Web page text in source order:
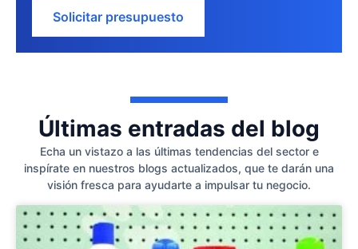
Solicitar presupuesto
Últimas entradas del blog
Echa un vistazo a las últimas tendencias del sector e
inspírate en nuestros blogs actualizados, que te darán una
visión fresca para ayudarte a impulsar tu negocio.